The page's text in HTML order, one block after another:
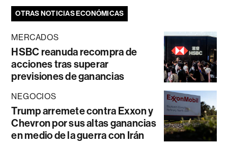
OTRAS NOTICIAS ECONÓMICAS
MERCADOS
HSBC reanuda recompra de
acciones tras superar
previsiones de ganancias
NEGOCIOS
Trump arremete contra Exxon y
Chevron por sus altas ganancias
en medio de la guerra con Irán